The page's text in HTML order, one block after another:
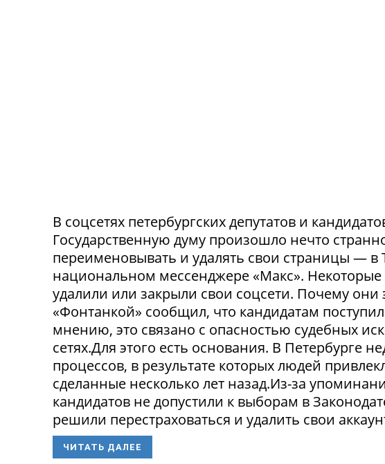
В соцсетях петербургских депутатов и
Государственную думу произошло нечто
переименовывать и удалять свои страницы — в
национальном мессенджере «Макс».
удалили или закрыли свои соцсети. Почему
«Фонтанкой» сообщил, что кандидатам
мнению, это связано с опасностью судебных
сетях.Для этого есть основания. В Петербурге
процессов, в результате которых людей
сделанные несколько лет назад.Из-за
кандидатов не допустили к выборам в
решили перестраховаться и удалить свои
ЧИТАТЬ ДАЛЕЕ